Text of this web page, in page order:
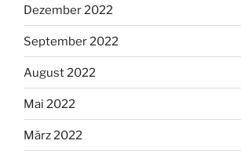
Dezember 2022
September 2022
August 2022
Mai 2022
März 2022